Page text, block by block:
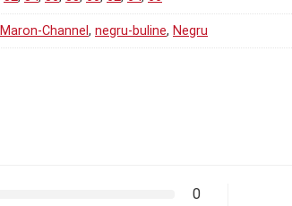
Maron-Channel , negru-buline, Negru
0